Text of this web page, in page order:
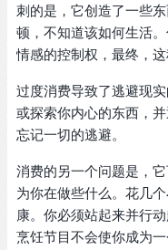
刺的是，它创造了一些
顿，不知道该如何生活
情感的控制权，最终，
过度消费导致了逃避现
或探索你内心的东西，
忘记一切的逃避。
消费的另一个问题是，
为你在做些什么。花几
康。你必须站起来并行
烹饪节目不会使你成为